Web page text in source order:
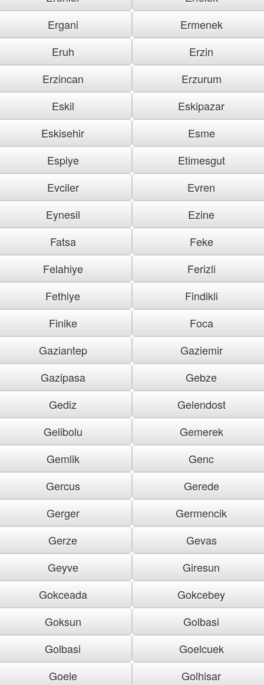
Ergani
Ermenek
Eruh
Erzin
Erzincan
Erzurum
Eskil
Eskipazar
Eskisehir
Esme
Espiye
Etimesgut
Evciler
Evren
Eynesil
Ezine
Fatsa
Feke
Felahiye
Ferizli
Fethiye
Findikli
Finike
Foca
Gaziantep
Gaziemir
Gazipasa
Gebze
Gediz
Gelendost
Gelibolu
Gemerek
Gemlik
Genc
Gercus
Gerede
Gerger
Germencik
Gerze
Gevas
Geyve
Giresun
Gokceada
Gokcebey
Goksun
Golbasi
Golbasi
Goelcuek
Goele
Golhisar